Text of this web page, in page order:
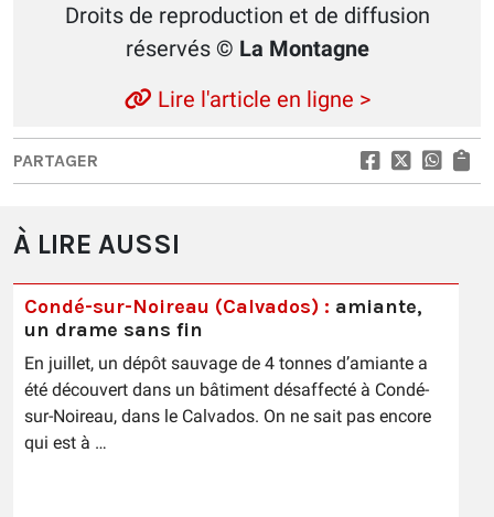
Droits de reproduction et de diffusion
réservés © La Montagne
Lire l'article en ligne >
PARTAGER
À LIRE AUSSI
Condé-sur-Noireau (Calvados) : amiante,
un drame sans fin
En juillet, un dépôt sauvage de 4 tonnes d’amiante a
été découvert dans un bâtiment désaffecté à Condé-
sur-Noireau, dans le Calvados. On ne sait pas encore
qui est à …